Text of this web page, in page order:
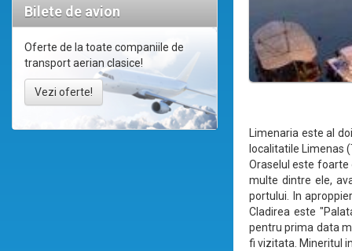
Bilete de avion
Oferte de la toate companiile de
transport aerian clasice!
Vezi oferte!
Limenaria este al
localitatile Limenas
Oraselul este foarte
multe dintre ele,
portului. In
Cladirea este
pentru prima data
fi vizitata. Mineritul